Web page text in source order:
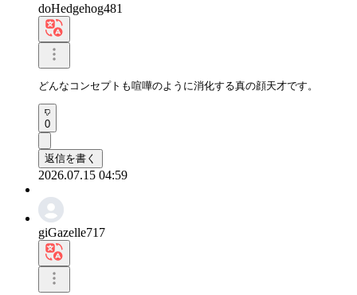
doHedgehog481
どんなコンセプトも喧嘩のように消化する真の顔天才です。
0
返信を書く
2026.07.15 04:59
giGazelle717